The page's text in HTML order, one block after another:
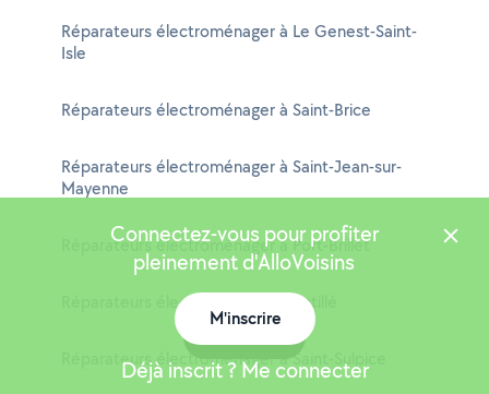
Réparateurs électroménager à Le Genest-Saint-
Isle
Réparateurs électroménager à Saint-Brice
Réparateurs électroménager à Saint-Jean-sur-
Mayenne
Réparateurs électroménager à Port-Brillet
Réparateurs électroménager à Astillé
Réparateurs électroménager à Saint-Sulpice
Connectez-vous pour profiter
pleinement d'AlloVoisins
M'inscrire
Déjà inscrit ? Me connecter